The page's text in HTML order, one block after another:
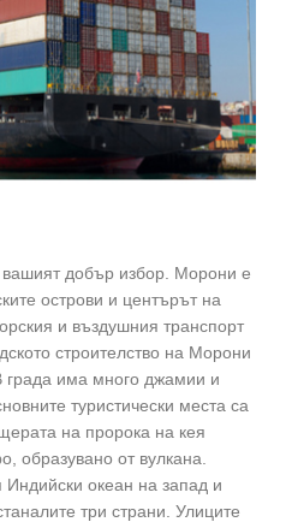
добър избор. Морони е
острови и центърът на
и въздушния транспорт
строителство на Морони
града има много джамии и
туристически места са
на пророка на кея
образувано от вулкана.
океан на запад и
три страни. Улиците